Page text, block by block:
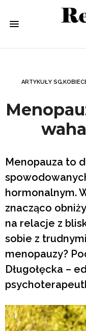
ARTYKUŁY SG,
Menopauza to
hormonalnym.
znacząco
na relacje z
sobie z
menopauzy?
Długołęcka –